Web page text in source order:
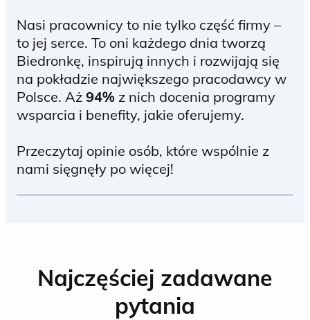
Nasi pracownicy to nie tylko część firmy –
to jej serce. To oni każdego dnia tworzą
Biedronkę, inspirują innych i rozwijają się
na pokładzie największego pracodawcy w
Polsce. Aż 94% z nich docenia programy
wsparcia i benefity, jakie oferujemy.
Przeczytaj opinie osób, które wspólnie z
nami sięgnęły po więcej!
naszego biznesu.
Najczęściej zadawane
pytania